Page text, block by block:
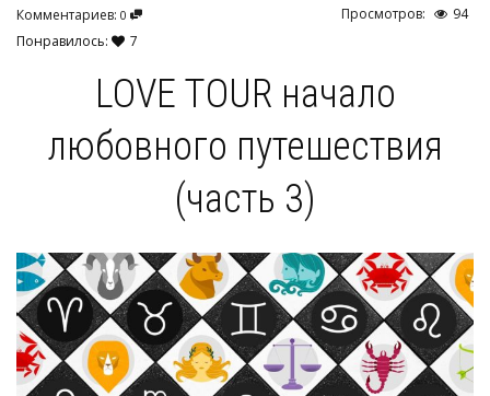
Комментариев: 0 Просмотров:
94
Понравилось:
7
LOVE TOUR начало
любовного путешествия
(часть 3)